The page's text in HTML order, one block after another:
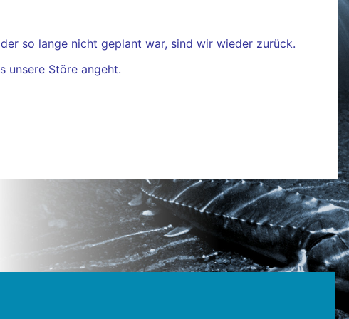
so lange nicht geplant war, sind wir wieder zurück.
unsere Störe angeht.